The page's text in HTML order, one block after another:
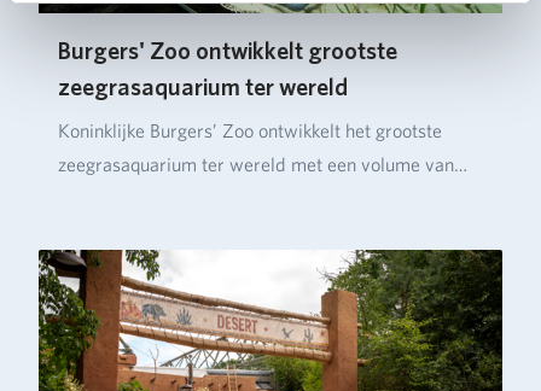
Burgers' Zoo ontwikkelt grootste
zeegrasaquarium ter wereld
Koninklijke Burgers’ Zoo ontwikkelt het grootste
zeegrasaquarium ter wereld met een volume van